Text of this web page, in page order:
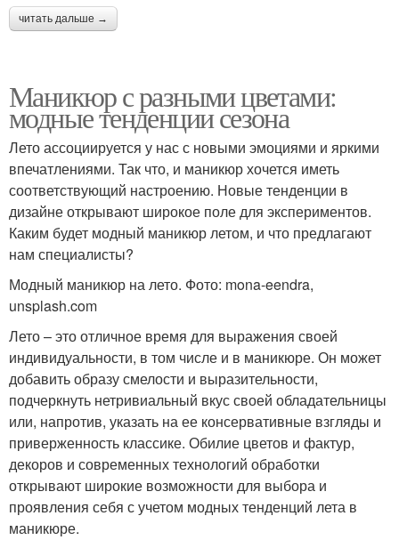
читать дальше →
Маникюр с разными цветами:
модные тенденции сезона
Лето ассоциируется у нас с новыми эмоциями и яркими
впечатлениями. Так что, и маникюр хочется иметь
соответствующий настроению. Новые тенденции в
дизайне открывают широкое поле для экспериментов.
Каким будет модный маникюр летом, и что предлагают
нам специалисты?
Модный маникюр на лето. Фото: mona-eendra,
unsplash.com
Лето – это отличное время для выражения своей
индивидуальности, в том числе и в маникюре. Он может
добавить образу смелости и выразительности,
подчеркнуть нетривиальный вкус своей обладательницы
или, напротив, указать на ее консервативные взгляды и
приверженность классике. Обилие цветов и фактур,
декоров и современных технологий обработки
открывают широкие возможности для выбора и
проявления себя с учетом модных тенденций лета в
маникюре.